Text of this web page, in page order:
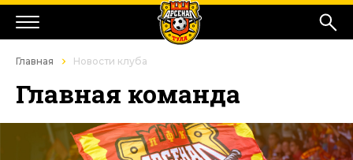
Главная Новости клуба
Главная команда